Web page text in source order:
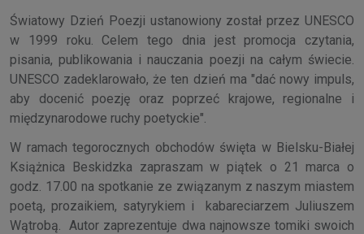
Światowy Dzień Poezji ustanowiony został przez UNESCO
w 1999 roku. Celem tego dnia jest promocja czytania,
pisania, publikowania i nauczania poezji na całym świecie.
UNESCO zadeklarowało, że ten dzień ma "dać nowy impuls,
aby docenić poezję oraz poprzeć krajowe, regionalne i
międzynarodowe ruchy poetyckie".
W ramach tegorocznych obchodów święta w Bielsku-Białej
Książnica Beskidzka zapraszam w piątek o 21 marca o
godz. 17.00 na spotkanie ze związanym z naszym miastem
poetą, prozaikiem, satyrykiem i kabareciarzem Juliuszem
Wątrobą. Autor zaprezentuje dwa najnowsze tomiki swoich